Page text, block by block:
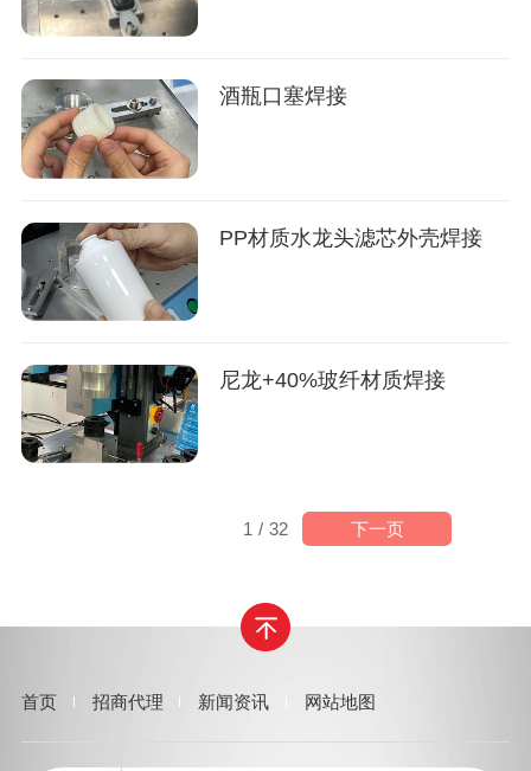
酒瓶口塞焊接
PP材质水龙头滤芯外壳焊接
尼龙+40%玻纤材质焊接
1 / 32 下一页
首页 招商代理 新闻资讯 网站地图